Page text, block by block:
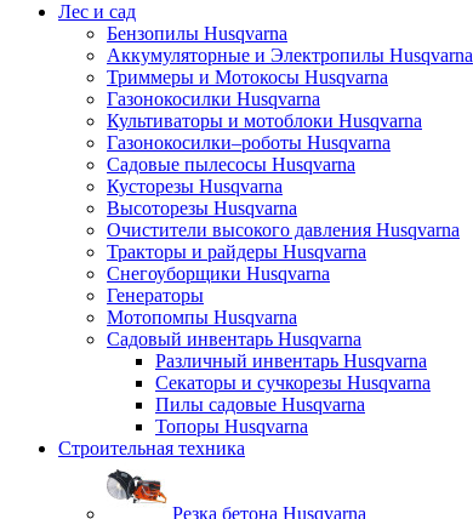
Лес и сад
Бензопилы Husqvarna
Аккумуляторные и Электропилы Нusqvarna
Триммеры и Мотокосы Нusqvarna
Газонокосилки Husqvarna
Культиваторы и мотоблоки Husqvarna
Газонокосилки–роботы Husqvarna
Садовые пылесосы Husqvarna
Кусторезы Husqvarna
Высоторезы Husqvarna
Очистители высокого давления Husqvarna
Тракторы и райдеры Husqvarna
Снегоуборщики Husqvarna
Генераторы
Мотопомпы Husqvarna
Садовый инвентарь Husqvarna
Различный инвентарь Husqvarna
Секаторы и сучкорезы Husqvarna
Пилы садовые Husqvarna
Топоры Husqvarna
Строительная техника
Резка бетона Husqvarna